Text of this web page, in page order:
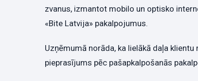
zvanus, izmantot mobilo un optisko
«Bite Latvija» pakalpojumus.
Uzņēmumā norāda, ka lielākā daļa
pieprasījums pēc pašapkalpošanās